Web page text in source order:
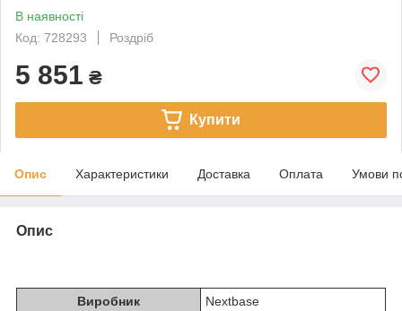
В наявності
Код: 728293
Роздріб
5 851 ₴
Купити
Опис Характеристики Доставка Оплата Умови
Опис
Виробник Nextbase